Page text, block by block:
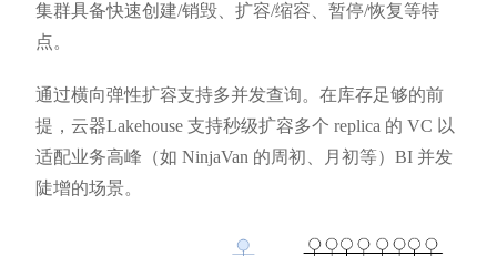
集群具备快速创建/销毁、扩容/缩容、暂停/恢复等特
点。
通过横向弹性扩容支持多并发查询。在库存足够的前
提，云器Lakehouse 支持秒级扩容多个 replica 的 VC 以
适配业务高峰（如 NinjaVan 的周初、月初等）BI 并发
陡增的场景。